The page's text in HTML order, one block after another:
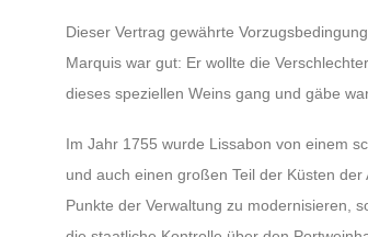
Dieser Vertrag gewährte
Marquis war gut: Er wollte die
dieses speziellen Weins gang und gäbe
Im Jahr 1755 wurde Lissabon von einem
und auch einen großen Teil der Küsten
Punkte der Verwaltung zu modernisieren,